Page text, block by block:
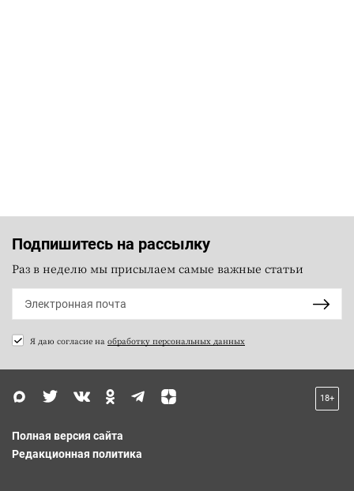
Подпишитесь на рассылку
Раз в неделю мы присылаем самые важные статьи
Я даю согласие на обработку персональных данных
18+
Полная версия сайта
Редакционная политика